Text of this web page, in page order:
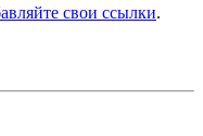
свои ссылки.